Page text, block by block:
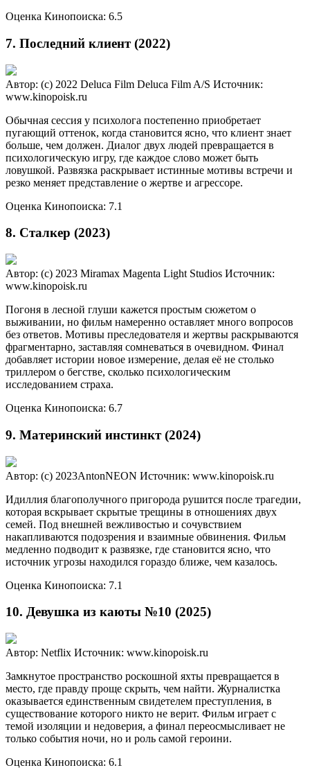
Оценка Кинопоиска: 6.5
7. Последний клиент (2022)
Автор: (c) 2022 Deluca Film Deluca Film A/S Источник:
www.kinopoisk.ru
Обычная сессия у психолога постепенно приобретает
пугающий оттенок, когда становится ясно, что клиент знает
больше, чем должен. Диалог двух людей превращается в
психологическую игру, где каждое слово может быть
ловушкой. Развязка раскрывает истинные мотивы встречи и
резко меняет представление о жертве и агрессоре.
Оценка Кинопоиска: 7.1
8. Сталкер (2023)
Автор: (c) 2023 Miramax Magenta Light Studios Источник:
www.kinopoisk.ru
Погоня в лесной глуши кажется простым сюжетом о
выживании, но фильм намеренно оставляет много вопросов
без ответов. Мотивы преследователя и жертвы раскрываются
фрагментарно, заставляя сомневаться в очевидном. Финал
добавляет истории новое измерение, делая её не столько
триллером о бегстве, сколько психологическим
исследованием страха.
Оценка Кинопоиска: 6.7
9. Материнский инстинкт (2024)
Автор: (c) 2023AntonNEON Источник: www.kinopoisk.ru
Идиллия благополучного пригорода рушится после трагедии,
которая вскрывает скрытые трещины в отношениях двух
семей. Под внешней вежливостью и сочувствием
накапливаются подозрения и взаимные обвинения. Фильм
медленно подводит к развязке, где становится ясно, что
источник угрозы находился гораздо ближе, чем казалось.
Оценка Кинопоиска: 7.1
10. Девушка из каюты №10 (2025)
Автор: Netflix Источник: www.kinopoisk.ru
Замкнутое пространство роскошной яхты превращается в
место, где правду проще скрыть, чем найти. Журналистка
оказывается единственным свидетелем преступления, в
существование которого никто не верит. Фильм играет с
темой изоляции и недоверия, а финал переосмысливает не
только события ночи, но и роль самой героини.
Оценка Кинопоиска: 6.1